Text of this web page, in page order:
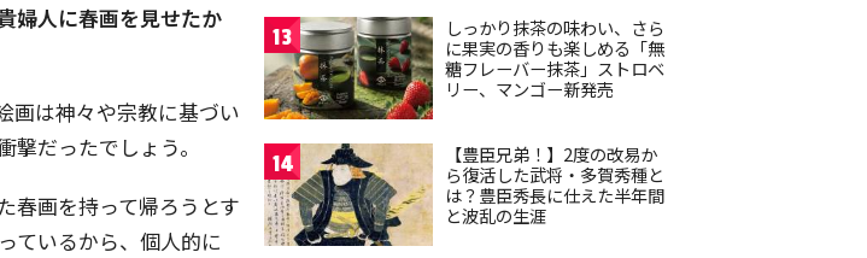
婦人に春画を見せたか
画は神々や宗教に基づい
だったでしょう。
春画を持って帰ろうとす
ているから、個人的に
13
しっかり抹茶の味わい、さら
に果実の香りも楽しめる「無
糖フレーバー抹茶」ストロベ
リー、マンゴー新発売
14
【豊臣兄弟！】2度の改易か
ら復活した武将・多賀秀種と
は？豊臣秀長に仕えた半年間
と波乱の生涯